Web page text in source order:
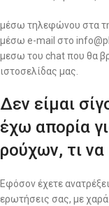
μέσω τηλεφώνου στα
μέσω e-mail στο
μεσω του chat που θα
ιστοσελίδας μας.
Δεν είμαι
έχω απορία
ρούχων, τι
Εφόσον έχετε
ερωτήσεις σας, με